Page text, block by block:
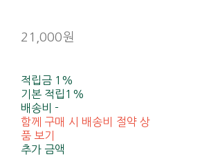
21,000원
적립금 1%
기본 적립 1%
배송비-
함께 구매 시 배송비 절약 상
품 보기
추가 금액